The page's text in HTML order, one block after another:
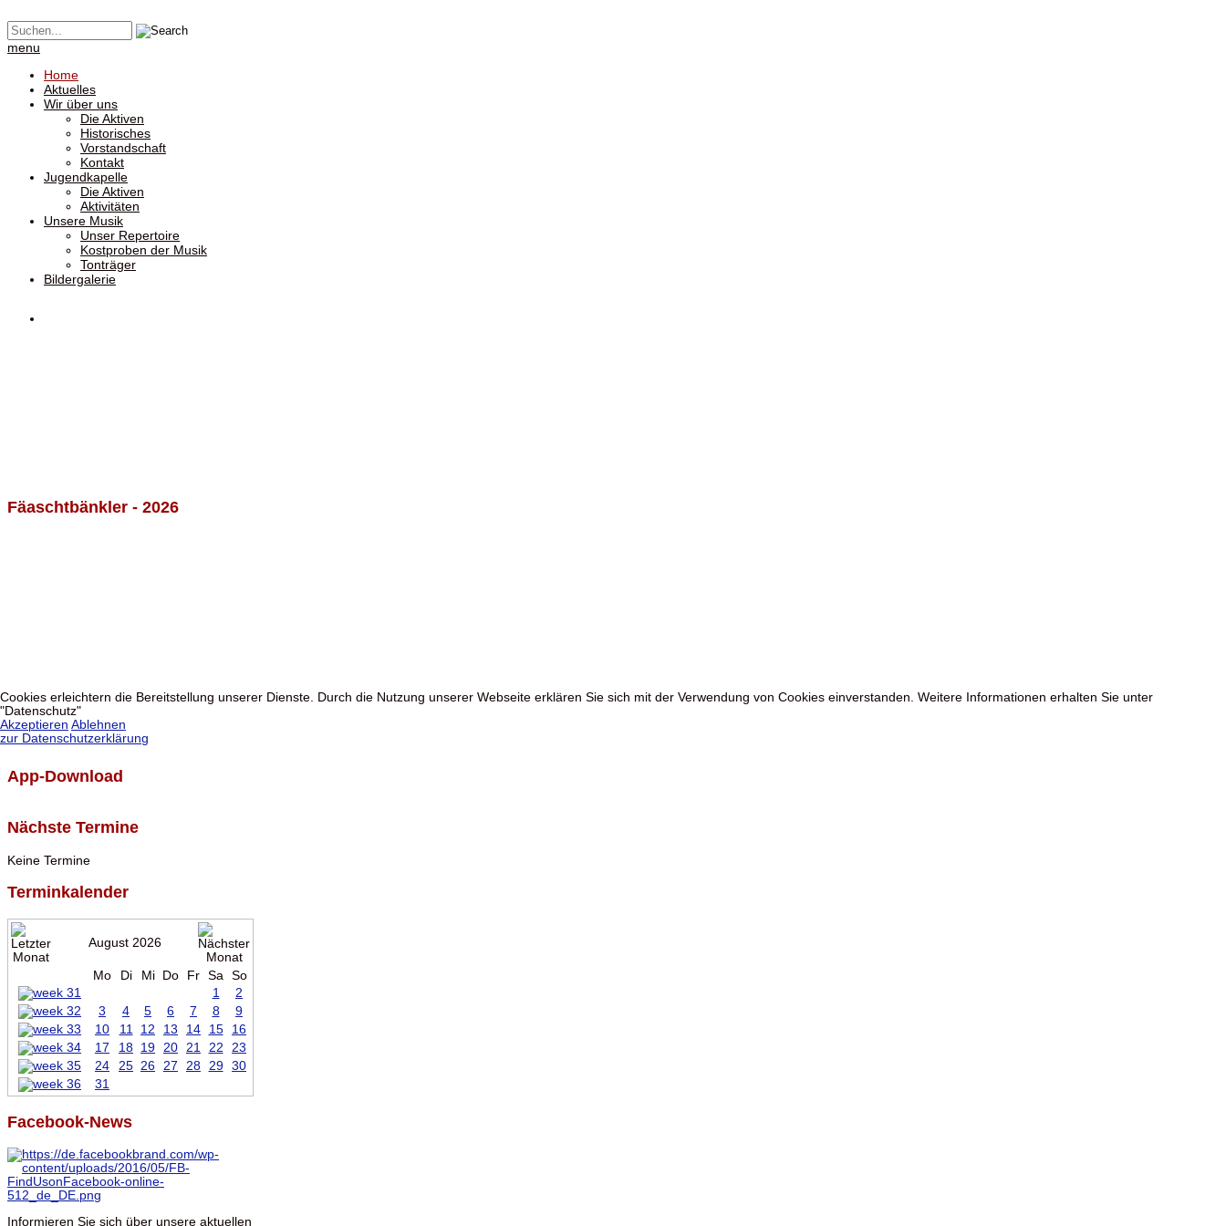
menu
Home
Aktuelles
Wir über uns
Die Aktiven
Historisches
Vorstandschaft
Kontakt
Jugendkapelle
Die Aktiven
Aktivitäten
Unsere Musik
Unser Repertoire
Kostproben der Musik
Tonträger
Bildergalerie
Fäaschtbänkler - 2026
App-Download
Nächste Termine
Keine Termine
Terminkalender
August 2026
Mo Di Mi Do Fr Sa
So
1
2
3
4 5 6 7 8
9
10
11 12 13 14 15
16
17
18 19 20 21 22
23
24
25 26 27 28 29
30
31
Facebook-News
Informieren Sie sich über unsere aktuellen
Cookies erleichtern die Bereitstellung unserer Dienste. Durch die Nutzung unserer Webseite erklären Sie sich mit der Verwendung von Cookies einverstanden. Weitere Informationen erhalten Sie unter
"Datenschutz"
Akzeptieren Ablehnen
zur Datenschutzerklärung